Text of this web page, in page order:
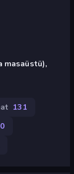
masaüstü),
131